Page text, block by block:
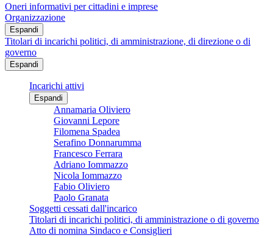
Oneri informativi per cittadini e imprese
Organizzazione
Espandi
Titolari di incarichi politici, di amministrazione, di direzione o di
governo
Espandi
Incarichi attivi
Espandi
Annamaria Oliviero
Giovanni Lepore
Filomena Spadea
Serafino Donnarumma
Francesco Ferrara
Adriano Iommazzo
Nicola Iommazzo
Fabio Oliviero
Paolo Granata
Soggetti cessati dall'incarico
Titolari di incarichi politici, di amministrazione o di governo
Atto di nomina Sindaco e Consiglieri